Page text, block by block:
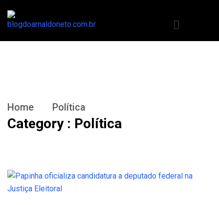
Home Política
Category : Política